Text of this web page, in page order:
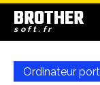
BROTHER
soft.fr
Ordinateur